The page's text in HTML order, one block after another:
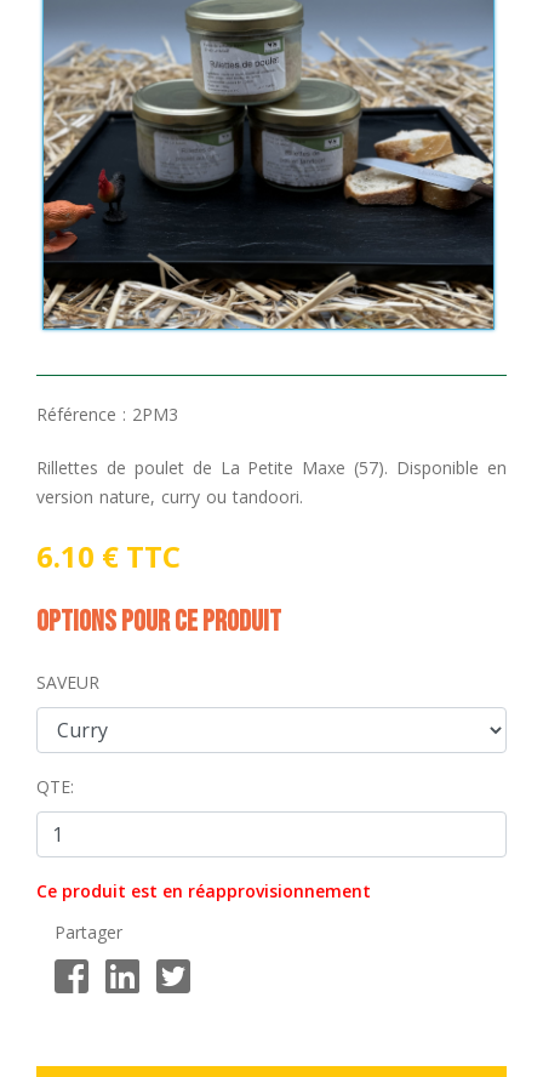
Référence : 2PM3
Rillettes de poulet de La Petite Maxe (57). Disponible en
version nature, curry ou tandoori.
6.10 € TTC
Options pour ce produit
SAVEUR
QTE:
Ce produit est en réapprovisionnement
Partager